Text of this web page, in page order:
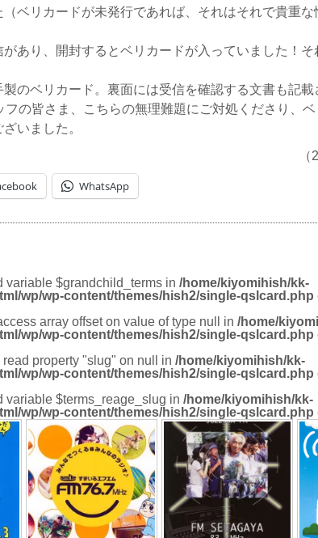
ベリカードが未発行であれば、それはそれで貴重な
あり、開封するとベリカードが入っていました！
のベリカード。裏面には受信を確認する文書も記載
フの皆さま、こちらの無理難題にご対処くださり、
いました。
WhatsApp
variable $grandchild_terms in /home/kiyomihish/kk-
wp/wp-content/themes/hish2/single-qslcard.php
array offset on value of type null in /home/
wp/wp-content/themes/hish2/single-qslcard.php
read property "slug" on null in /home/kiyomihish/kk-
wp/wp-content/themes/hish2/single-qslcard.php
variable $terms_reage_slug in /home/kiyomihish/kk-
wp/wp-content/themes/hish2/single-qslcard.php